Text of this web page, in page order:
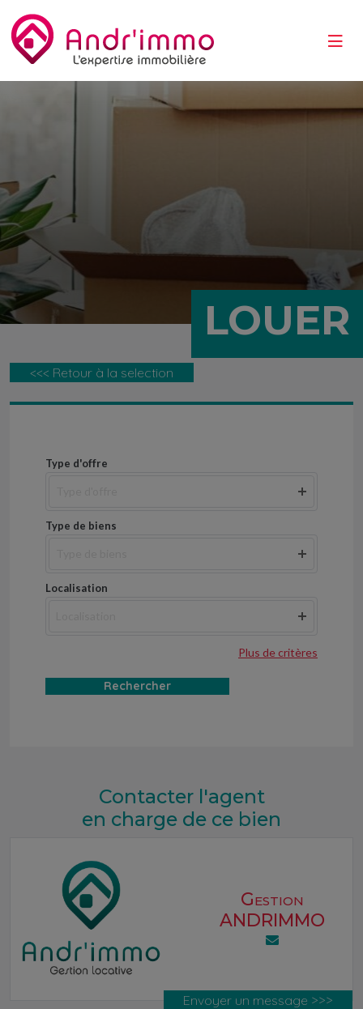
LOUER
<<< Retour à la selection
Type d'offre
Type de biens
Localisation
Plus de critères
Rechercher
Contacter l'agent
en charge de ce bien
Gestion
ANDRIMMO
Envoyer un message >>>